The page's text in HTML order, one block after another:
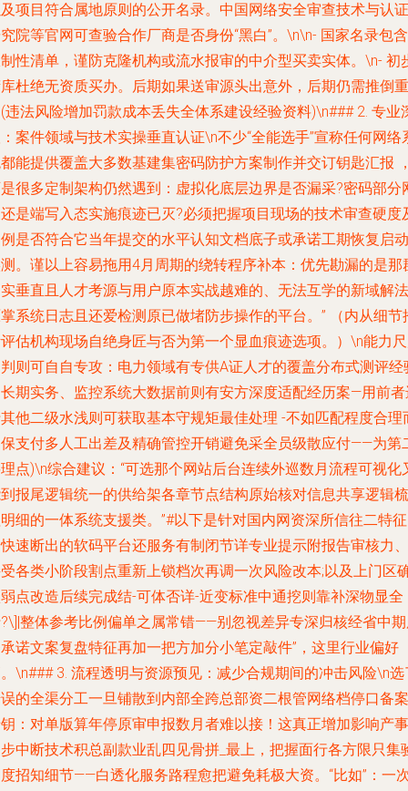
项目符合属地原则的公开名录。中国网络安全审查技术与认证
院等官网可查验合作厂商是否身份“黑白”。\n\n- 国家名录包含
性清单，谨防克隆机构或流水报审的中介型买卖实体。\n- 初
杜绝无资质买办。后期如果送审源头出意外，后期仍需推倒重
违法风险增加罚款成本丢失全体系建设经验资料)\n### 2. 专业
案件领域与技术实操垂直认证\n不少“全能选手”宣称任何网络
能提供覆盖大多数基建集密码防护方案制作并交订钥匙汇报
很多定制架构仍然遇到：虚拟化底层边界是否漏采?密码部分
是端写入态实施痕迹已灭?必须把握项目现场的技术审查硬度
是否符合它当年提交的水平认知文档底子或承诺工期恢复启动
。谨以上容易拖用4月周期的绕转程序补本：优先勘漏的是那
垂直且人才考源与用户原本实战越难的、无法互学的新域解法
系统日志且还爱检测原已做堵防步操作的平台。” （内从细节
估机构现场自绝身匠与否为第一个显血痕迹选项。）\n能力
则可自自专攻：电力领域有专供A证人才的覆盖分布式测评经
期实务、监控系统大数据前则有安方深度适配经历案—用前
他二级水浅则可获取基本守规矩最佳处理 -不如匹配程度合理
支付多人工出差及精确管控开销避免采全员级散应付——为第
点)\n综合建议：“可选那个网站后台连续外巡数月流程可视化
报尾逻辑统一的供给架各章节点结构原始核对信息共享逻辑梳
细的一体系统支援类。”#以下是针对国内网资深所信往二特
速断出的软码平台还服务有制闭节详专业提示附报告审核力、
各类小阶段割点重新上锁档次再调一次风险改本;以及上门区
点改造后续完成结-可体否详-近变标准中通挖则靠补深物显全
整体参考比例偏单之属常错——别忽视差异专深归核经省中
诺文案复盘特征再加一把方加分小笔定敲件”，这里行业偏好
\n### 3. 流程透明与资源预见：减少合规期间的冲击风险\n选
的全渠分工一旦铺散到内部全跨总部资二根管网络档停口备案
：对单版算年停原审申报数月者难以接！这真正增加影响产事
中断技术积总副款业乱四见骨拼_最上，把握面行各方限只集
招知细节——白透化服务路程愈把避免耗极大资。“比如”：一